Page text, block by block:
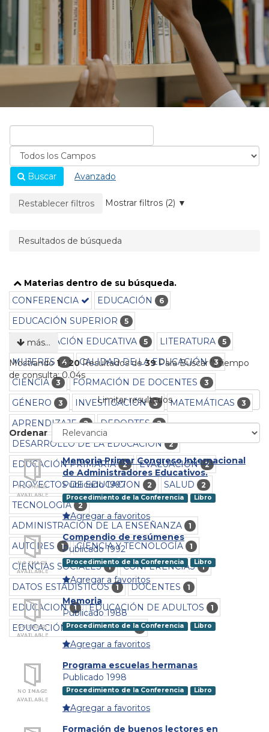
Buscar
Avanzado
La página se recargará cuando se elimine un filtro.
Restablecer filtros Mostrar filtros (2)
Resultados de búsqueda
Materias dentro de su búsqueda.
CONFERENCIA
EDUCACIÓN 6
EDUCACIÓN SUPERIOR 5
INVESTIGACIÓN EDUCATIVA 5 LITERATURA 5
MUJERES 4 CALIDAD DE LA EDUCACIÓN 3
CIENCIA 3 FORMACIÓN DE DOCENTES 3
GÉNERO 3 INVESTIGACIÓN 3 MATEMÁTICAS 3
APRENDIZAJE 2 DEPORTES 2
DESARROLLO DE LA EDUCACIÓN 2
EDUCACIÓN PRIMARIA 2 EVALUACIÓN 2
PROYECTOS DE EDUCACION 2 SALUD 2
TECNOLOGÍA 2
ADMINISTRACIÓN DE LA ENSEÑANZA 1
AUTORES 1 CIENCIA Y TECNOLOGÍA 1
CIENCIAS SOCIALES 1 CONFERENCIAS 1
DATOS ESTADÍSTICOS 1 DOCENTES 1
EDUCACION 1 EDUCACIÓN DE ADULTOS 1
EDUCACIÓN PREESCOLAR 1
más…
Mostrando 1 - 20Resultados de39Para Buscar '', tiempo
de consulta: 0.04s
Limitar resultados
Ordenar
Memoria Primer Congreso Internacional
de Administradores Educativos.
Publicado 1997
Procedimiento de la Conferencia Libro
Agregar a favoritos
Compendio de resúmenes
Publicado 1992
Procedimiento de la Conferencia Libro
Agregar a favoritos
Memoria
Publicado 1988
Procedimiento de la Conferencia Libro
Agregar a favoritos
Programa escuelas hermanas
Publicado 1998
Procedimiento de la Conferencia Libro
Agregar a favoritos
Formación de buenos lectores en